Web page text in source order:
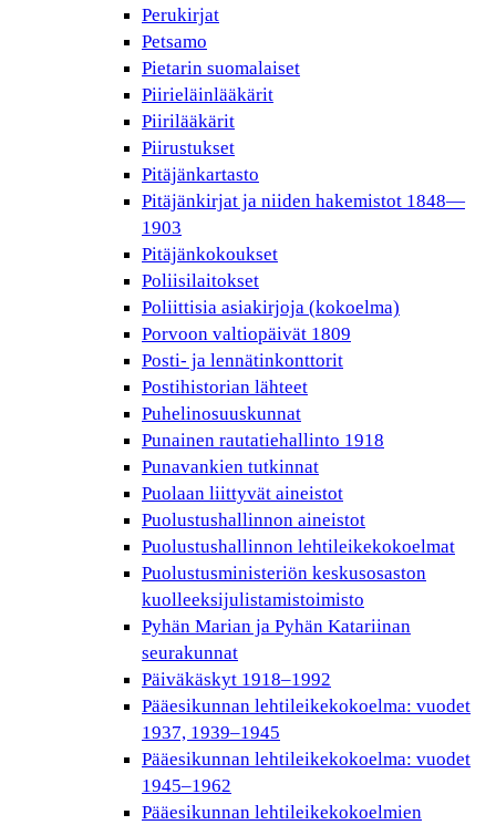
Perukirjat
Petsamo
Pietarin suomalaiset
Piirieläinlääkärit
Piirilääkärit
Piirustukset
Pitäjänkartasto
Pitäjänkirjat ja niiden hakemistot 1848—
1903
Pitäjänkokoukset
Poliisilaitokset
Poliittisia asiakirjoja (kokoelma)
Porvoon valtiopäivät 1809
Posti- ja lennätinkonttorit
Postihistorian lähteet
Puhelinosuuskunnat
Punainen rautatiehallinto 1918
Punavankien tutkinnat
Puolaan liittyvät aineistot
Puolustushallinnon aineistot
Puolustushallinnon lehtileikekokoelmat
Puolustusministeriön keskusosaston
kuolleeksijulistamistoimisto
Pyhän Marian ja Pyhän Katariinan
seurakunnat
Päiväkäskyt 1918–1992
Pääesikunnan lehtileikekokoelma: vuodet
1937, 1939–1945
Pääesikunnan lehtileikekokoelma: vuodet
1945–1962
Pääesikunnan lehtileikekokoelmien